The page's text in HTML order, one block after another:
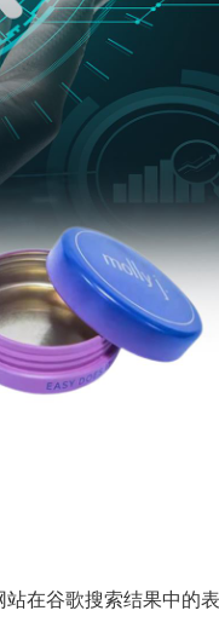
在谷歌搜索结果中的